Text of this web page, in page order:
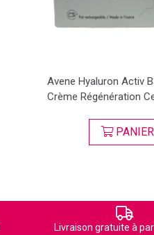
Avene Hyaluron Activ
Crème Régénération
PANIER
Livraison gratuite à